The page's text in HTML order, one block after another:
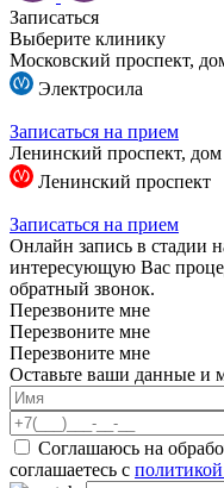
Записаться
Выберите клинику
Московский проспект,
Электросила
Записаться на прием
Ленинский проспект, дом
Ленинский проспект
Записаться на прием
Онлайн запись в стадии
интересующую Вас
обратный звонок.
Перезвоните мне
Перезвоните мне
Перезвоните мне
Оставьте ваши данные и
Соглашаюсь на
соглашаетесь c